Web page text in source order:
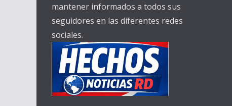
mantener informados a todos sus
seguidores en las diferentes redes
sociales.